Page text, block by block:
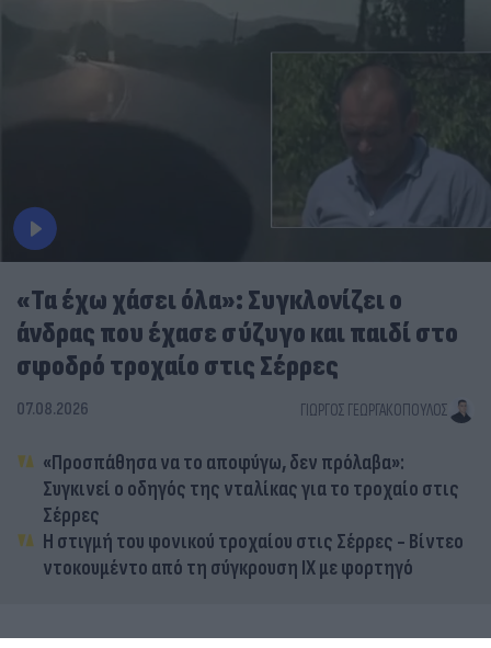
«Τα έχω χάσει όλα»: Συγκλονίζει ο
άνδρας που έχασε σύζυγο και παιδί στο
σφοδρό τροχαίο στις Σέρρες
07.08.2026 ΓΙΏΡΓΟΣ ΓΕΩΡΓΑΚΌΠΟΥΛΟΣ
«Προσπάθησα να το αποφύγω, δεν πρόλαβα»:
Συγκινεί ο οδηγός της νταλίκας για το τροχαίο στις
Σέρρες
Η στιγμή του φονικού τροχαίου στις Σέρρες - Βίντεο
ντοκουμέντο από τη σύγκρουση ΙΧ με φορτηγό